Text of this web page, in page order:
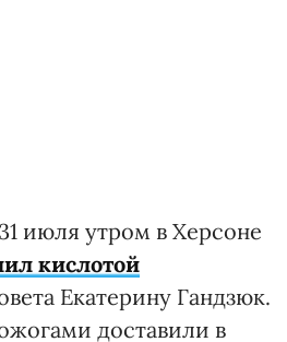
июля утром в Херсоне
кислотой
Екатерину Гандзюк.
доставили в